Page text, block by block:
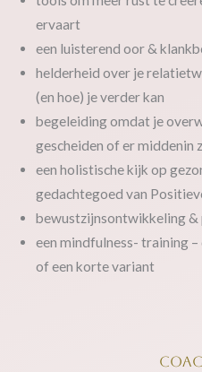
ervaart
een luisterend oor &
helderheid over je
(en hoe) je verder kan
begeleiding omdat je
gescheiden of er middenin
een holistische kijk op
gedachtegoed van
bewustzijnsontwikkeling
een mindfulness- training
of een korte variant